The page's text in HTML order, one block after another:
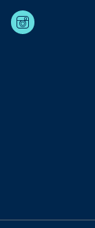
Linkedin